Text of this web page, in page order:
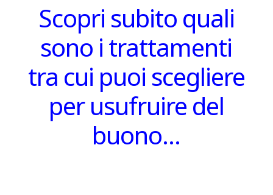
Scopri subito quali
sono i trattamenti
tra cui puoi scegliere
per usufruire del
buono…